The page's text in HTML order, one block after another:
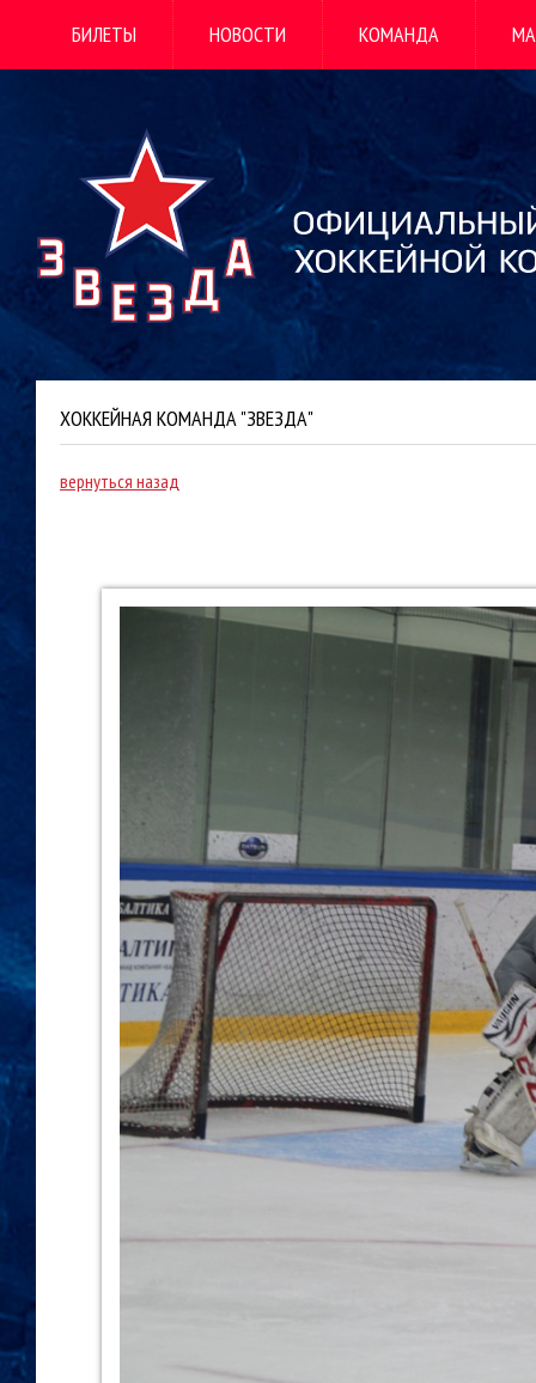
БИЛЕТЫ НОВОСТИ КОМАНДА
ХОККЕЙНАЯ КОМАНДА "ЗВЕЗДА"
вернуться назад